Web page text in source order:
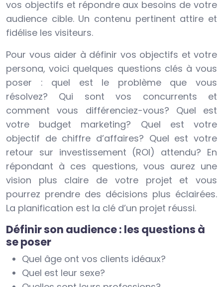
vos objectifs et répondre aux besoins de votre
audience cible. Un contenu pertinent attire et
fidélise les visiteurs.
Pour vous aider à définir vos objectifs et votre
persona, voici quelques questions clés à vous
poser : quel est le problème que vous
résolvez? Qui sont vos concurrents et
comment vous différenciez-vous? Quel est
votre budget marketing? Quel est votre
objectif de chiffre d’affaires? Quel est votre
retour sur investissement (ROI) attendu? En
répondant à ces questions, vous aurez une
vision plus claire de votre projet et vous
pourrez prendre des décisions plus éclairées.
La planification est la clé d’un projet réussi.
Définir son audience : les questions à
se poser
Quel âge ont vos clients idéaux?
Quel est leur sexe?